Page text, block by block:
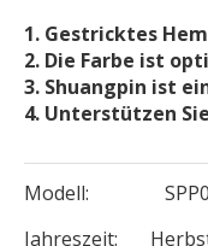
1. Gestricktes
2. Die Farbe ist
3. Shuangpin ist
4. Unterstützen
Modell:
Jahreszeit: